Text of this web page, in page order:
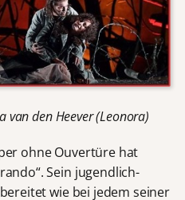
van den Heever (Leonora)
ohne Ouvertüre hat
Sein jugendlich-
wie bei jedem seiner